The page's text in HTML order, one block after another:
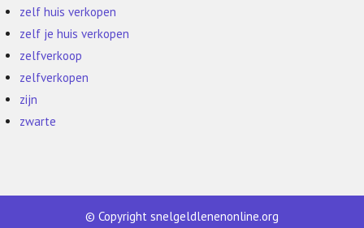
zelf huis verkopen
zelf je huis verkopen
zelfverkoop
zelfverkopen
zijn
zwarte
© Copyright snelgeldlenenonline.org